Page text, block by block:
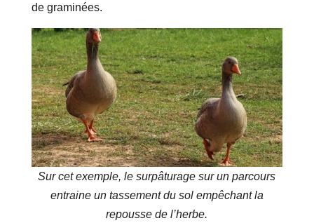
de graminées.
Sur cet exemple, le surpâturage sur un parcours
entraine un tassement du sol empêchant la
repousse de l’herbe.